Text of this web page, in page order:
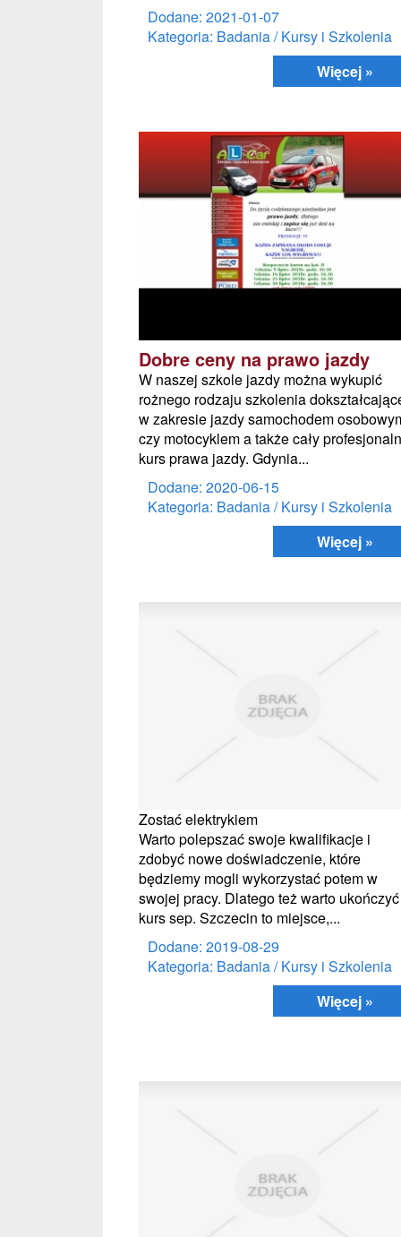
Dodane: 2021-01-07
Kategoria: Badania / Kursy i Szkolenia
Więcej »
Dobre ceny na prawo jazdy
W naszej szkole jazdy można wykupić
rożnego rodzaju szkolenia
w zakresie jazdy samochodem
czy motocyklem a także cały
kurs prawa jazdy. Gdynia...
Dodane: 2020-06-15
Kategoria: Badania / Kursy i Szkolenia
Więcej »
Zostać elektrykiem
Warto polepszać swoje kwalifikacje i
zdobyć nowe doświadczenie, które
będziemy mogli wykorzystać potem w
swojej pracy. Dlatego też warto ukończyć
kurs sep. Szczecin to miejsce,...
Dodane: 2019-08-29
Kategoria: Badania / Kursy i Szkolenia
Więcej »